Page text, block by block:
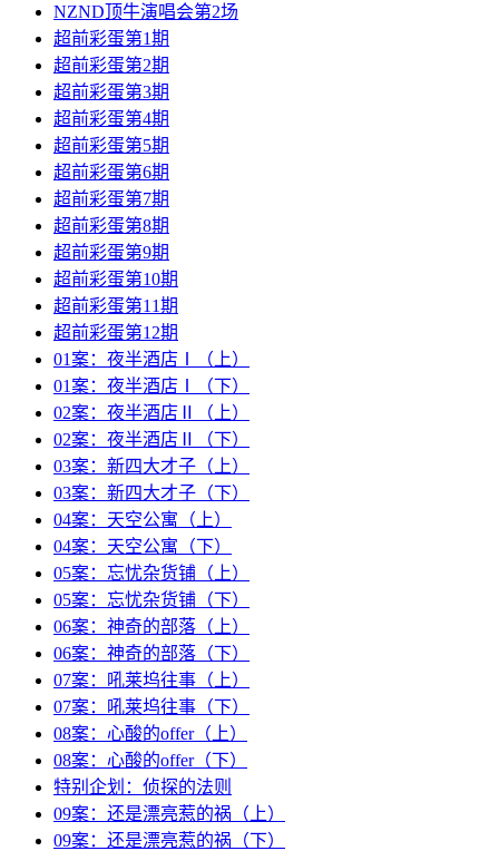
NZND顶牛演唱会第2场
超前彩蛋第1期
超前彩蛋第2期
超前彩蛋第3期
超前彩蛋第4期
超前彩蛋第5期
超前彩蛋第6期
超前彩蛋第7期
超前彩蛋第8期
超前彩蛋第9期
超前彩蛋第10期
超前彩蛋第11期
超前彩蛋第12期
01案：夜半酒店Ⅰ（上）
01案：夜半酒店Ⅰ（下）
02案：夜半酒店Ⅱ（上）
02案：夜半酒店Ⅱ（下）
03案：新四大才子（上）
03案：新四大才子（下）
04案：天空公寓（上）
04案：天空公寓（下）
05案：忘忧杂货铺（上）
05案：忘忧杂货铺（下）
06案：神奇的部落（上）
06案：神奇的部落（下）
07案：吼莱坞往事（上）
07案：吼莱坞往事（下）
08案：心酸的offer（上）
08案：心酸的offer（下）
特别企划：侦探的法则
09案：还是漂亮惹的祸（上）
09案：还是漂亮惹的祸（下）